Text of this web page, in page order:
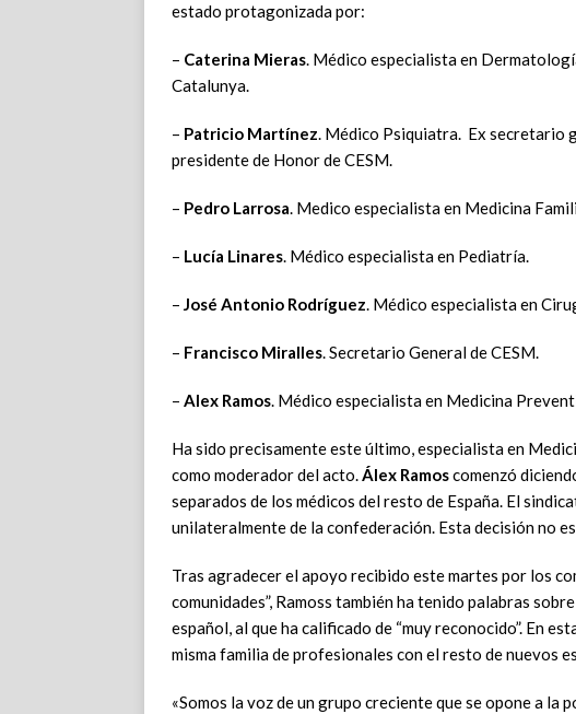
estado protagonizada por:
– Caterina Mieras. Médico especialista en
Catalunya.
– Patricio Martínez. Médico Psiquiatra. Ex secretario
presidente de Honor de CESM.
– Pedro Larrosa. Medico especialista en Medicina
– Lucía Linares. Médico especialista en Pediatría.
– José Antonio Rodríguez. Médico especialista en
– Francisco Miralles. Secretario General de CESM.
– Alex Ramos. Médico especialista en Medicina
Ha sido precisamente este último, especialista en
como moderador del acto.Álex Ramoscomenzó
separados de los médicos del resto de España. El
unilateralmente de la confederación. Esta decisión no
Tras agradecer el apoyo recibido este martes por los
comunidades”, Ramoss también ha tenido palabras
español, al que ha calificado de “muy reconocido”. En
misma familia de profesionales con el resto de nuevos
«Somos la voz de un grupo creciente que se opone a